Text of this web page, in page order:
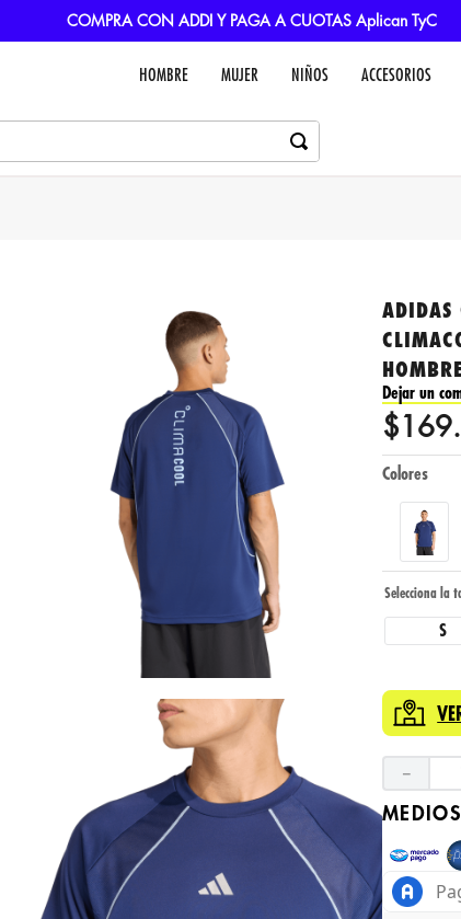
COMPRA CON ADDI Y PAGA A CUOTAS Aplican TyC
HOMBRE MUJER NIÑOS ACCESORIOS
ADIDAS
Dejar un
$ 169.
Colores
S
－